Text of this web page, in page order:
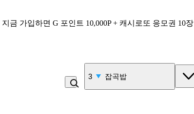
지금 가입하면 G 포인트 10,000P + 캐시로또 응모권 10장
3 잡곡밥